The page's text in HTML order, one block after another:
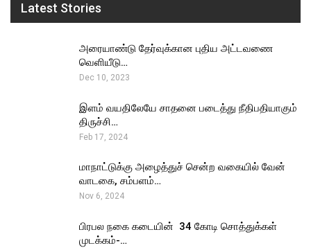
Latest Stories
அரையாண்டு தேர்வுக்கான புதிய அட்டவணை
வெளியீடு…
Dec 10, 2023
இளம் வயதிலேயே சாதனை படைத்து நீதிபதியாகும்
திருச்சி…
Feb 17, 2024
மாநாட்டுக்கு அழைத்துச் சென்ற வகையில் வேன்
வாடகை, சம்பளம்…
Nov 6, 2024
பிரபல நகை கடையின் ₹ 34 கோடி சொத்துக்கள்
முடக்கம்-…